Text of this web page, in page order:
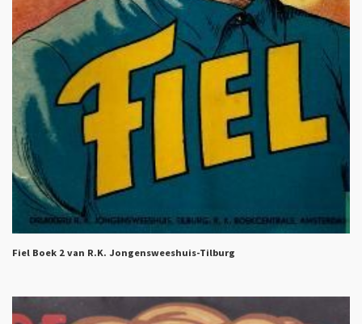
Fiel Boek 2 van R.K. Jongensweeshuis-Tilburg